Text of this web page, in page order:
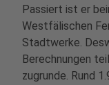
Passiert ist er
Westfälischen
Stadtwerke.
Berechnungen
zugrunde. Rund